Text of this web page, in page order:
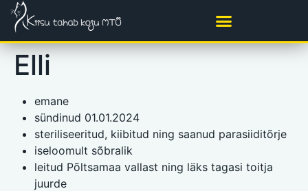
Elli
emane
sündinud 01.01.2024
steriliseeritud, kiibitud ning saanud parasiiditõrje
iseloomult sõbralik
leitud Põltsamaa vallast ning läks tagasi toitja
juurde